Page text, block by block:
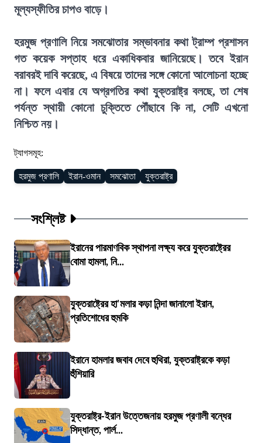
মূল্যস্ফীতির চাপও বাড়ে।
হরমুজ প্রণালি নিয়ে সমঝোতার সম্ভাবনার কথা ট্রাম্প প্রশাসন
গত কয়েক সপ্তাহ ধরে একাধিকবার জানিয়েছে। তবে ইরান
বরাবরই দাবি করেছে, এ বিষয়ে তাদের সঙ্গে কোনো আলোচনা হচ্ছে
না। ফলে এবার যে অগ্রগতির কথা যুক্তরাষ্ট্র বলছে, তা শেষ
পর্যন্ত স্থায়ী কোনো চুক্তিতে পৌঁছাবে কি না, সেটি এখনো
নিশ্চিত নয়।
ট্যাগসমূহ:
হরমুজ প্রণালি ইরান-ওমান সমঝোতা যুক্তরাষ্ট্র
সংশ্লিষ্ট
ইরানের পারমাণবিক স্থাপনা লক্ষ্য করে যুক্তরাষ্ট্রের
বোমা হামলা, নি...
যুক্তরাষ্ট্রের হা'মলার কড়া নিন্দা জানালো ইরান,
প্রতিশোধের হুমকি
ইরানে হামলার জবাব দেবে হুথিরা, যুক্তরাষ্ট্রকে কড়া
হুঁশিয়ারি
যুক্তরাষ্ট্র-ইরান উত্তেজনায় হরমুজ প্রণালী বন্ধের
সিদ্ধান্ত, পার্ল...